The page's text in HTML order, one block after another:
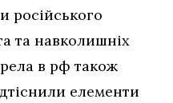
російського
та навколишніх
в рф також
елементи